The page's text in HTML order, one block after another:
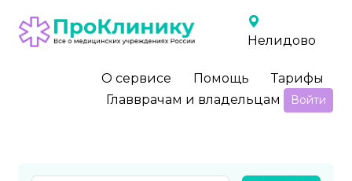
Нелидово
О сервисе Помощь
Тарифы
Главврачам и владельцам
Войти